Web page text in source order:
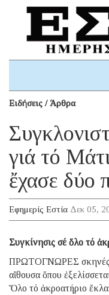
Ειδήσεις / Άρθρα
γιά τό
ἔχασε δύο
Εφημερίς Εστία Δεκ 05,
Συγκίνησις σέ ὅλο τό
ΠΡΩΤΟΓΝΩΡΕΣ σκηνές
αἴθουσα ὅπου
Ὅλο τό ἀκροατήριο